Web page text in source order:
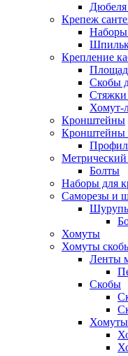
Дюбеля
Крепеж
Наборы
Крепление
Скобы
Стяжки
Хомут-
Кронштейны
Кронштейны
Болты
Наборы для
Саморезы и
Хомуты
Хомуты
Ленты
Скобы